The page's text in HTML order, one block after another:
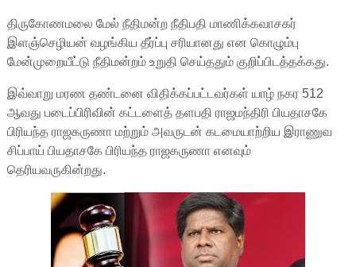
திருகோணமலை மேல் நீதிமன்ற நீதிபதி மாணிக்கவாசகர்
இளஞ்செழியன் வழங்கிய தீர்ப்பு சரியானது என கொழும்பு
மேன்முறையீட்டு நீதிமன்றம் உறுதி செய்ததும் குறிப்பிடத்தக்கது.
இவ்வாறு மரண தண்டனை விதிக்கப்பட்டவர்கள் யாழ் நகர 512
ஆவது படைப்பிரிவின் கட்டளைத் தளபதி ராஜமந்திரி பியதாசகே
பிரியந்த ராஜகருணா மற்றும் அவருடன் கடமையாற்றிய இராணுவ
சிப்பாய் பியதாசகே பிரியந்த ராஜகருணா எனவும்
தெரியவருகின்றது.